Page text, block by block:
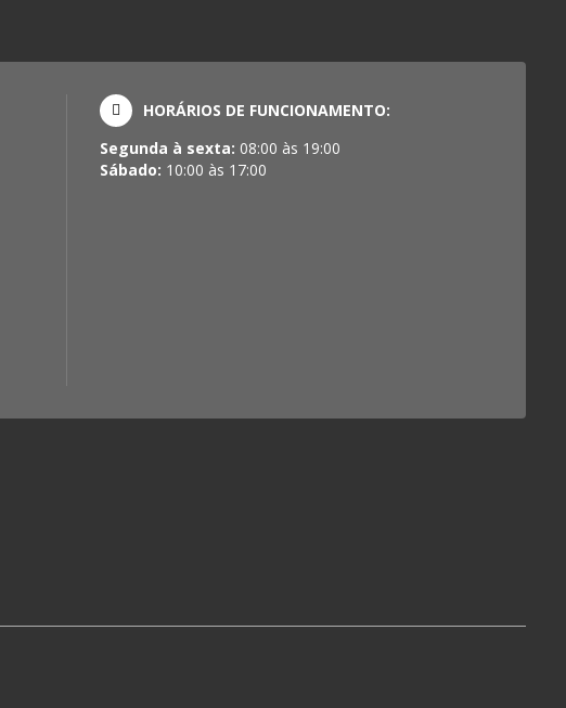
HORÁRIOS DE FUNCIONAMENTO:
Segunda à sexta: 08:00 às 19:00
Sábado: 10:00 às 17:00